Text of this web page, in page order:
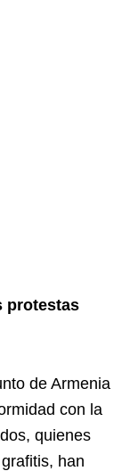
protestas
de Armenia
con la
quienes
han